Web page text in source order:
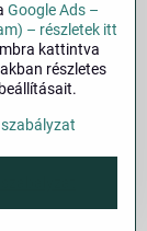
Google Ads –
– részletek itt
kattintva
részletes